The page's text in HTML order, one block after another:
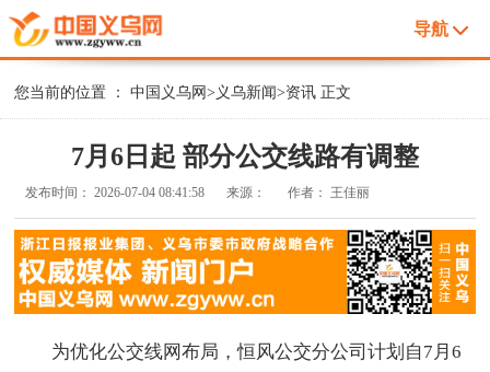
导航
您当前的位置 ：中国义乌网> 义乌新闻>资讯 正文
7月6日起 部分公交线路有调整
发布时间：2026-07-04 08:41:58 来源： 作者： 王佳丽
为优化公交线网布局，恒风公交分公司计划自7月6